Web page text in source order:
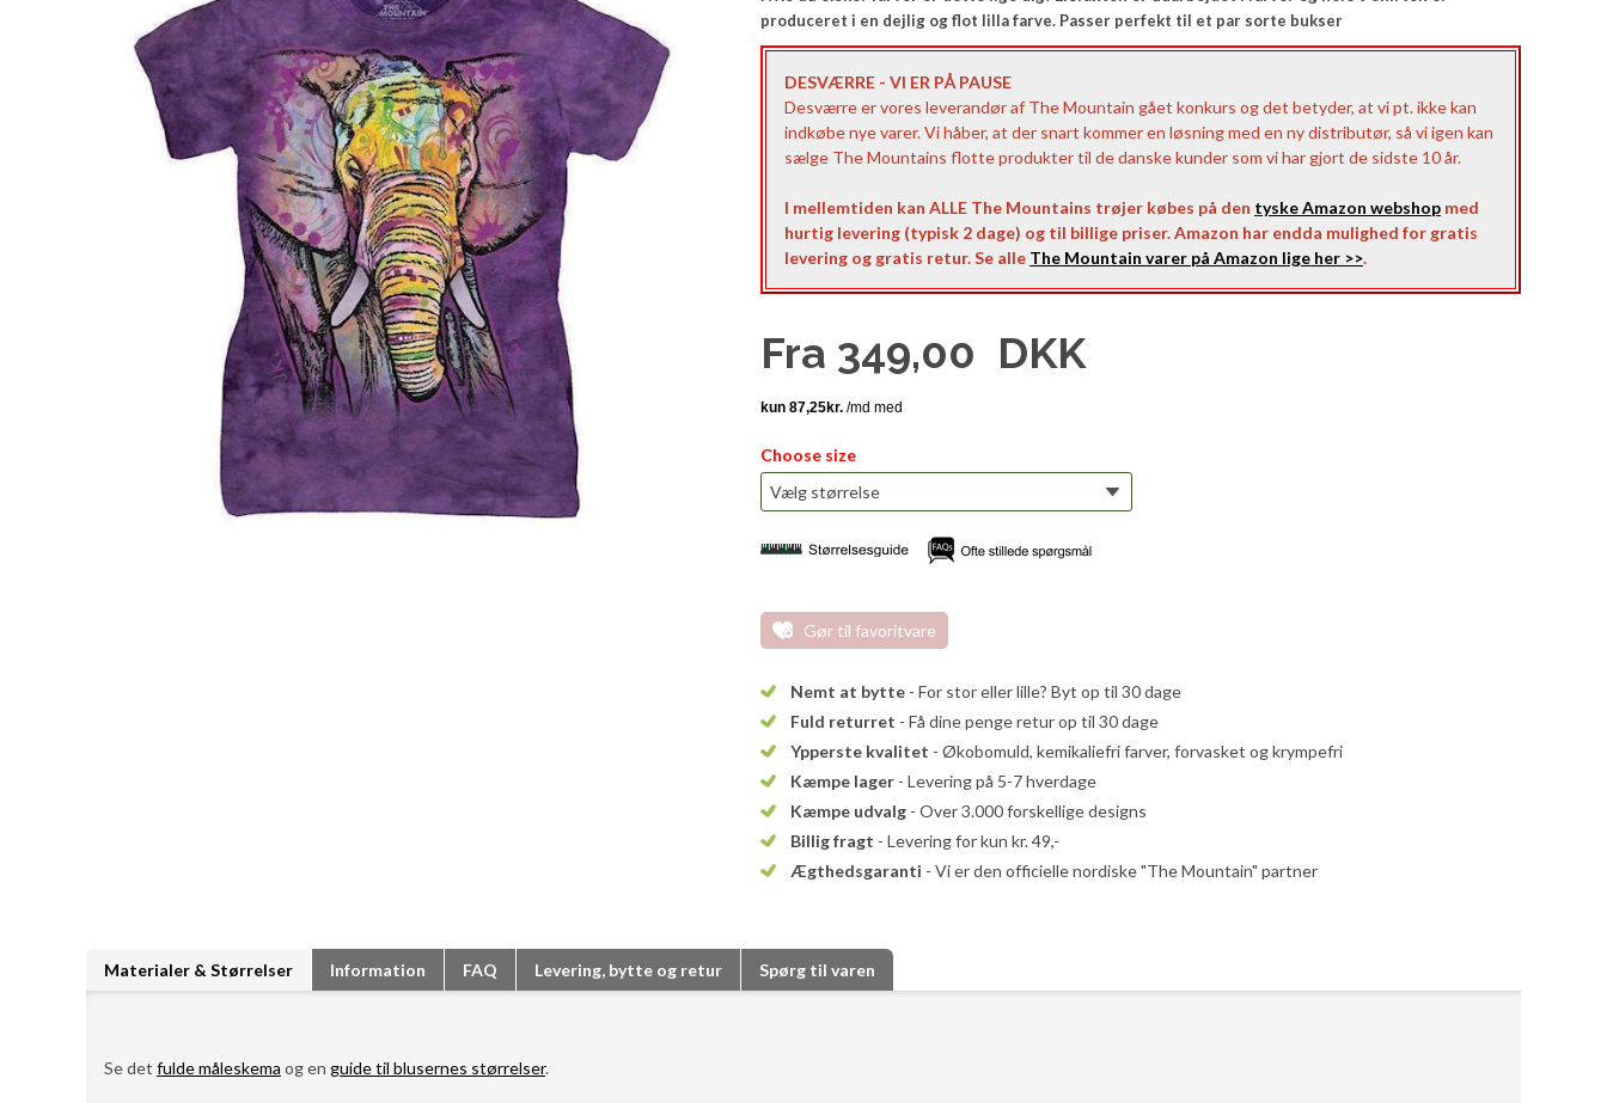
produceret i en dejlig og flot lilla farve. Passer perfekt til et par sorte bukser
DESVÆRRE - VI ER PÅ PAUSE
Desværre er vores leverandør af The Mountain gået konkurs og det betyder, at vi pt. ikke kan
indkøbe nye varer. Vi håber, at der snart kommer en løsning med en ny distributør, så vi igen kan
sælge The Mountains flotte produkter til de danske kunder som vi har gjort de sidste 10 år.
I mellemtiden kan ALLE The Mountains trøjer købes på den tyske Amazon webshop med
hurtig levering (typisk 2 dage) og til billige priser. Amazon har endda mulighed for gratis
levering og gratis retur. Se alle The Mountain varer på Amazon lige her >>.
Fra 349,00 DKK
Choose size
Gør til favoritvare
Nemt at bytte - For stor eller lille? Byt op til 30 dage
Fuld returret - Få dine penge retur op til 30 dage
Ypperste kvalitet - Økobomuld, kemikaliefri farver, forvasket og krympefri
Kæmpe lager - Levering på 5-7 hverdage
Kæmpe udvalg - Over 3.000 forskellige designs
Billig fragt - Levering for kun kr. 49,-
Ægthedsgaranti - Vi er den officielle nordiske "The Mountain" partner
Materialer & Størrelser Information FAQ Levering, bytte og retur Spørg til varen
Se det fulde måleskema og en guide til blusernes størrelser.